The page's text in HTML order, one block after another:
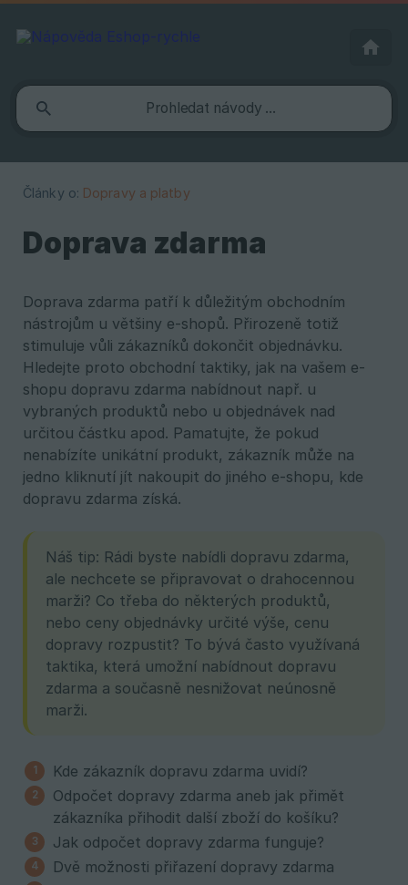
Články o: Dopravy a platby
Doprava zdarma
Doprava zdarma patří k důležitým obchodním
nástrojům u většiny e-shopů. Přirozeně totiž
stimuluje vůli zákazníků dokončit objednávku.
Hledejte proto obchodní taktiky, jak na vašem e-
shopu dopravu zdarma nabídnout např. u
vybraných produktů nebo u objednávek nad
určitou částku apod. Pamatujte, že pokud
nenabízíte unikátní produkt, zákazník může na
jedno kliknutí jít nakoupit do jiného e-shopu, kde
dopravu zdarma získá.
Náš tip: Rádi byste nabídli dopravu zdarma,
ale nechcete se připravovat o drahocennou
marži? Co třeba do některých produktů,
nebo ceny objednávky určité výše, cenu
dopravy rozpustit? To bývá často využívaná
taktika, která umožní nabídnout dopravu
zdarma a současně nesnižovat neúnosně
marži.
Kde zákazník dopravu zdarma uvidí?
Odpočet dopravy zdarma aneb jak přimět
zákazníka přihodit další zboží do košíku?
Jak odpočet dopravy zdarma funguje?
Dvě možnosti přiřazení dopravy zdarma